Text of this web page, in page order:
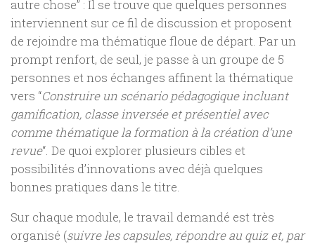
autre chose” : Il se trouve que quelques personnes
interviennent sur ce fil de discussion et proposent
de rejoindre ma thématique floue de départ. Par un
prompt renfort, de seul, je passe à un groupe de 5
personnes et nos échanges affinent la thématique
vers “Construire un scénario pédagogique incluant
gamification, classe inversée et présentiel avec
comme thématique la formation à la création d’une
revue“. De quoi explorer plusieurs cibles et
possibilités d’innovations avec déjà quelques
bonnes pratiques dans le titre.
Sur chaque module, le travail demandé est très
organisé (suivre les capsules, répondre au quiz et, par